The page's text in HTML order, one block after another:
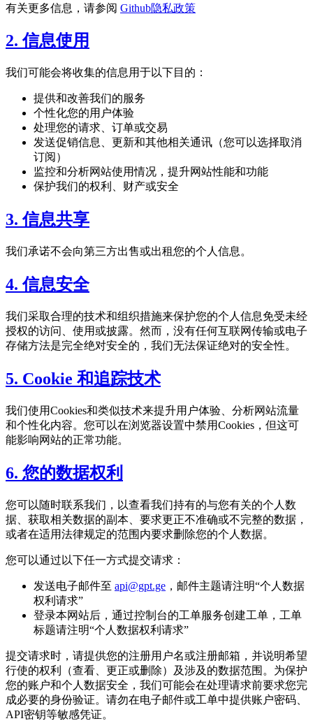
有关更多信息，请参阅 Github隐私政策
2. 信息使用
我们可能会将收集的信息用于以下目的：
提供和改善我们的服务
个性化您的用户体验
处理您的请求、订单或交易
发送促销信息、更新和其他相关通讯（您可以选择取消
订阅）
监控和分析网站使用情况，提升网站性能和功能
保护我们的权利、财产或安全
3. 信息共享
我们承诺不会向第三方出售或出租您的个人信息。
4. 信息安全
我们采取合理的技术和组织措施来保护您的个人信息免受未经
授权的访问、使用或披露。然而，没有任何互联网传输或电子
存储方法是完全绝对安全的，我们无法保证绝对的安全性。
5. Cookie 和追踪技术
我们使用Cookies和类似技术来提升用户体验、分析网站流量
和个性化内容。您可以在浏览器设置中禁用Cookies，但这可
能影响网站的正常功能。
6. 您的数据权利
您可以随时联系我们，以查看我们持有的与您有关的个人数
据、获取相关数据的副本、要求更正不准确或不完整的数据，
或者在适用法律规定的范围内要求删除您的个人数据。
您可以通过以下任一方式提交请求：
发送电子邮件至 api@gpt.ge ，邮件主题请注明“个人数据
权利请求”
登录本网站后，通过控制台的工单服务创建工单，工单
标题请注明“个人数据权利请求”
提交请求时，请提供您的注册用户名或注册邮箱，并说明希望
行使的权利（查看、更正或删除）及涉及的数据范围。为保护
您的账户和个人数据安全，我们可能会在处理请求前要求您完
成必要的身份验证。请勿在电子邮件或工单中提供账户密码、
API密钥等敏感凭证。